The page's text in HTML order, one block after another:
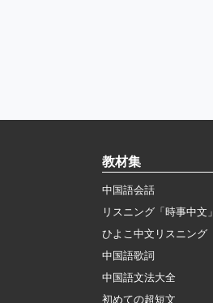
教材集
中国語会話
リスニング「時事中文」
ひよこ中文リスニング
中国語歌詞
中国語文法大全
初めての超短文